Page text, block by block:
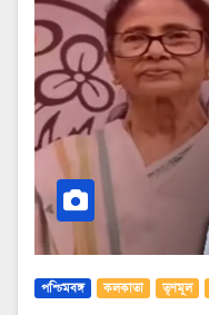
পশ্চিমবঙ্গ কলকাতা তৃণমূল